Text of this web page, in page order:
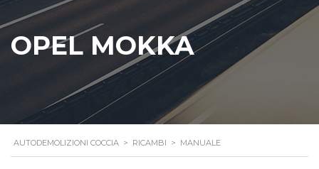
OPEL MOKKA
AUTODEMOLIZIONI COCCIA > RICAMBI > MANUALE